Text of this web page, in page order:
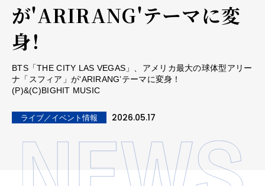
が'ARIRANG'テーマに変
身！
BTS「THE CITY LAS VEGAS」、アメリカ最大の球体型アリー
ナ「スフィア」が‘ARIRANG’テーマに変身！
(P)&(C)BIGHIT MUSIC
ライブ／イベント情報 2026.05.17